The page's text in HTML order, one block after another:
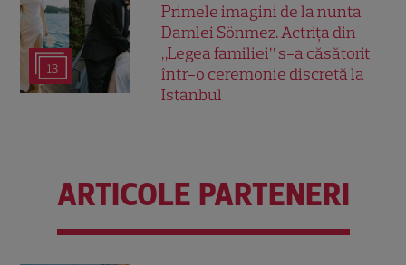
13
Primele imagini de la nunta
Damlei Sönmez. Actrița din
„Legea familiei” s-a căsătorit
într-o ceremonie discretă la
Istanbul
ARTICOLE PARTENERI